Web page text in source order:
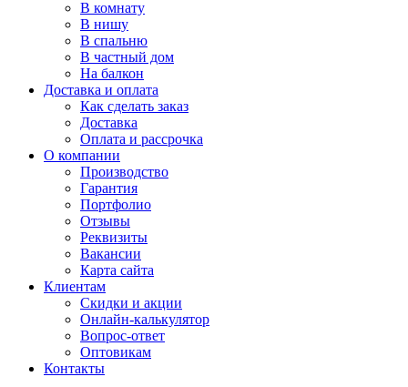
В комнату
В нишу
В спальню
В частный дом
На балкон
Доставка и оплата
Как сделать заказ
Доставка
Оплата и рассрочка
О компании
Производство
Гарантия
Портфолио
Отзывы
Реквизиты
Вакансии
Карта сайта
Клиентам
Скидки и акции
Онлайн-калькулятор
Вопрос-ответ
Оптовикам
Контакты